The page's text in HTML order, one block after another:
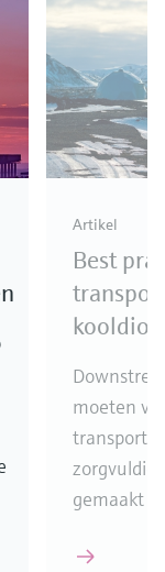
Artikel
Best
moeten
transport-
gemaakt